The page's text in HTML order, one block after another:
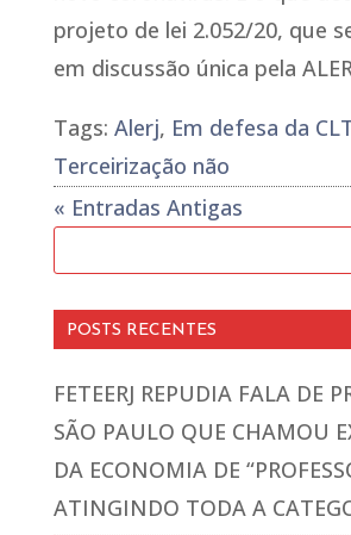
projeto de lei 2.052/20, que
em discussão única pela
Tags: Alerj, Em defesa da
Terceirização não
« Entradas Antigas
POSTS RECENTES
FETEERJ REPUDIA FALA DE
SÃO PAULO QUE CHAMOU
DA ECONOMIA DE
ATINGINDO TODA A